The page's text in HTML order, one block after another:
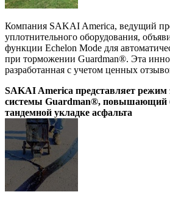
Компания SAKAI America, ведущий
уплотнительного оборудования,
функции Echelon Mode для
при торможении Guardman®. Эта
разработанная с учетом ценных
SAKAI America представляет
системы Guardman®, повышающий
тандемной укладке асфальта